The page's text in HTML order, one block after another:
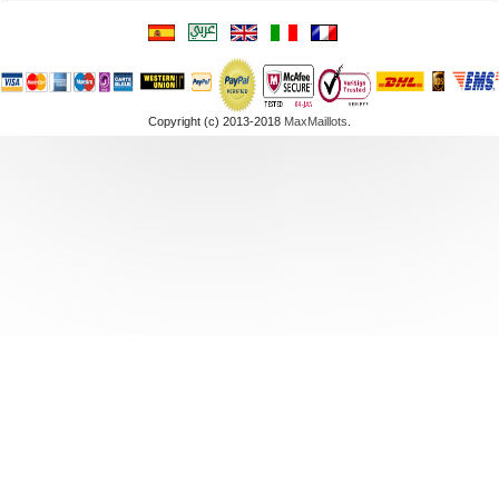
Copyright (c) 2013-2018 MaxMaillots